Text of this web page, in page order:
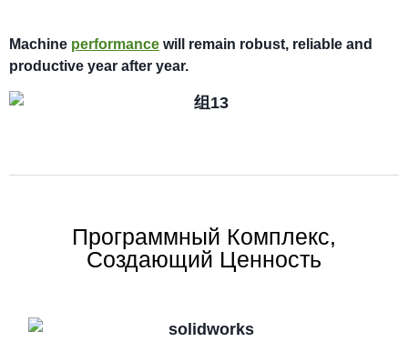
Machine performance will remain robust, reliable and
productive year after year.
Программный Комплекс,
Создающий Ценность